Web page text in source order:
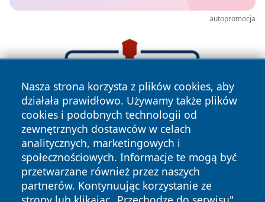
autopromocja
Nasza strona korzysta z plików cookies, aby
działała prawidłowo. Używamy także plików
cookies i podobnych technologii od
zewnętrznych dostawców w celach
analitycznych, marketingowych i
społecznościowych. Informacje te mogą być
przetwarzane również przez naszych
partnerów. Kontynuując korzystanie ze